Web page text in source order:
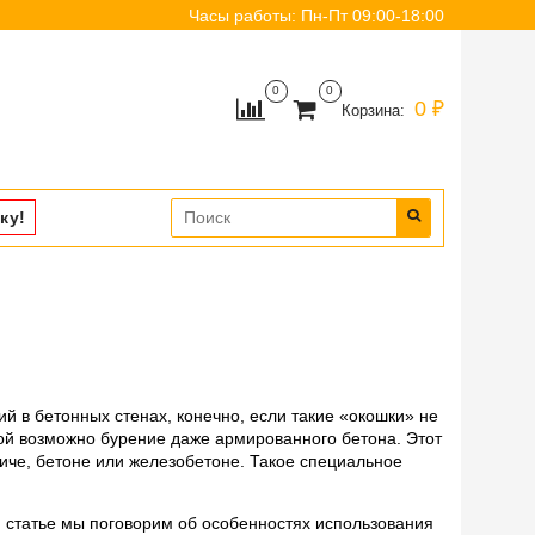
Часы работы: Пн-Пт 09:00-18:00
0 0
Корзина: 0 ₽
в бетонных стенах, конечно, если такие «окошки» не
возможно бурение даже армированного бетона. Этот
бетоне или железобетоне. Такое специальное
мы поговорим об особенностях использования